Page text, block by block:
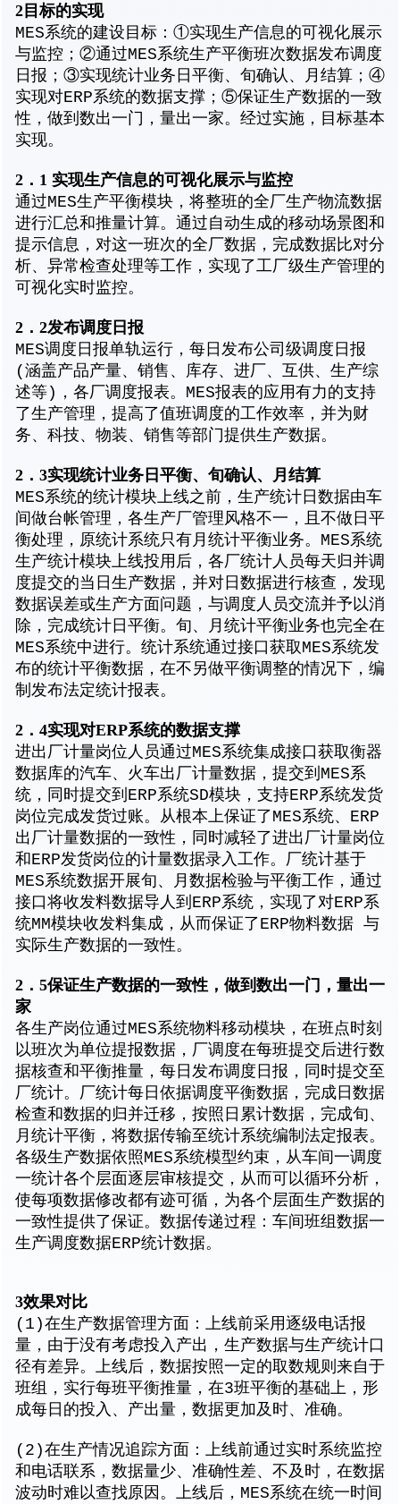
2 目标的实现
MES系统的建设目标：①实现生产信息的可视化展示
与监控；②通过MES系统生产平衡班次数据发布调度
日报；③实现统计业务日平衡、旬确认、月结算；④
实现对ERP系统的数据支撑；⑤保证生产数据的一致
性，做到数出一门，量出一家。经过实施，目标基本
实现。
2 ．1 实现生产信息的可视化展示与监控
通过MES生产平衡模块，将整班的全厂生产物流数据
进行汇总和推量计算。通过自动生成的移动场景图和
提示信息，对这一班次的全厂数据，完成数据比对分
析、异常检查处理等工作，实现了工厂级生产管理的
可视化实时监控。
2 ．2发布调度日报
MES调度日报单轨运行，每日发布公司级调度日报
(涵盖产品产量、销售、库存、进厂、互供、生产综
述等)，各厂调度报表。MES报表的应用有力的支持
了生产管理，提高了值班调度的工作效率，并为财
务、科技、物装、销售等部门提供生产数据。
2 ．3实现统计业务日平衡、旬确认、月结算
MES系统的统计模块上线之前，生产统计日数据由车
间做台帐管理，各生产厂管理风格不一，且不做日平
衡处理，原统计系统只有月统计平衡业务。MES系统
生产统计模块上线投用后，各厂统计人员每天归并调
度提交的当日生产数据，并对日数据进行核查，发现
数据误差或生产方面问题，与调度人员交流并予以消
除，完成统计日平衡。旬、月统计平衡业务也完全在
MES系统中进行。统计系统通过接口获取MES系统发
布的统计平衡数据，在不另做平衡调整的情况下，编
制发布法定统计报表。
2．4实现对ERP系统的数据支撑
进出厂计量岗位人员通过MES系统集成接口获取衡器
数据库的汽车、火车出厂计量数据，提交到MES系
统，同时提交到ERP系统SD模块，支持ERP系统发货
岗位完成发货过账。从根本上保证了MES系统、ERP
出厂计量数据的一致性，同时减轻了进出厂计量岗位
和ERP发货岗位的计量数据录入工作。厂统计基于
MES系统数据开展旬、月数据检验与平衡工作，通过
接口将收发料数据导人到ERP系统，实现了对ERP系
统MM模块收发料集成，从而保证了ERP物料数据 与
实际生产数据的一致性。
2．5保证生产数据的一致性，做到数出一门，量出一
家
各生产岗位通过MES系统物料移动模块，在班点时刻
以班次为单位提报数据，厂调度在每班提交后进行数
据核查和平衡推量，每日发布调度日报，同时提交至
厂统计。厂统计每日依据调度平衡数据，完成日数据
检查和数据的归并迁移，按照日累计数据，完成旬、
月统计平衡，将数据传输至统计系统编制法定报表。
各级生产数据依照MES系统模型约束，从车间一调度
一统计各个层面逐层审核提交，从而可以循环分析，
使每项数据修改都有迹可循，为各个层面生产数据的
一致性提供了保证。数据传递过程：车间班组数据一
生产调度数据ERP统计数据。
3效果对比
(1)在生产数据管理方面：上线前采用逐级电话报
量，由于没有考虑投入产出，生产数据与生产统计口
径有差异。上线后，数据按照一定的取数规则来自于
班组，实行每班平衡推量，在3班平衡的基础上，形
成每日的投入、产出量，数据更加及时、准确。
(2)在生产情况追踪方面：上线前通过实时系统监控
和电话联系，数据量少、准确性差、不及时，在数据
波动时难以查找原因。上线后，MES系统在统一时间